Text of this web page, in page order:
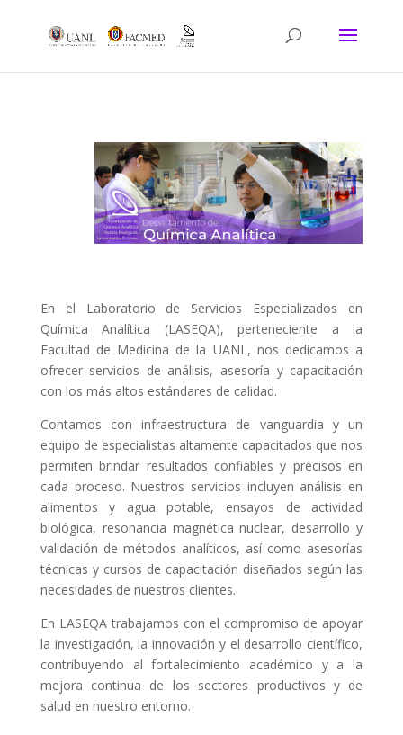
En el Laboratorio de Servicios Especializados en
Química Analítica (LASEQA), perteneciente a la
Facultad de Medicina de la UANL, nos dedicamos a
ofrecer servicios de análisis, asesoría y capacitación
con los más altos estándares de calidad.
Contamos con infraestructura de vanguardia y un
equipo de especialistas altamente capacitados que nos
permiten brindar resultados confiables y precisos en
cada proceso. Nuestros servicios incluyen análisis en
alimentos y agua potable, ensayos de actividad
biológica, resonancia magnética nuclear, desarrollo y
validación de métodos analíticos, así como asesorías
técnicas y cursos de capacitación diseñados según las
necesidades de nuestros clientes.
En LASEQA trabajamos con el compromiso de apoyar
la investigación, la innovación y el desarrollo científico,
contribuyendo al fortalecimiento académico y a la
mejora continua de los sectores productivos y de
salud en nuestro entorno.